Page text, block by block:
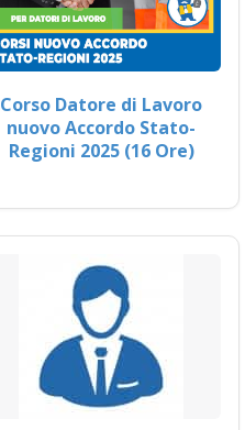
Corso Datore di Lavoro
nuovo Accordo Stato-
Regioni 2025 (16 Ore)